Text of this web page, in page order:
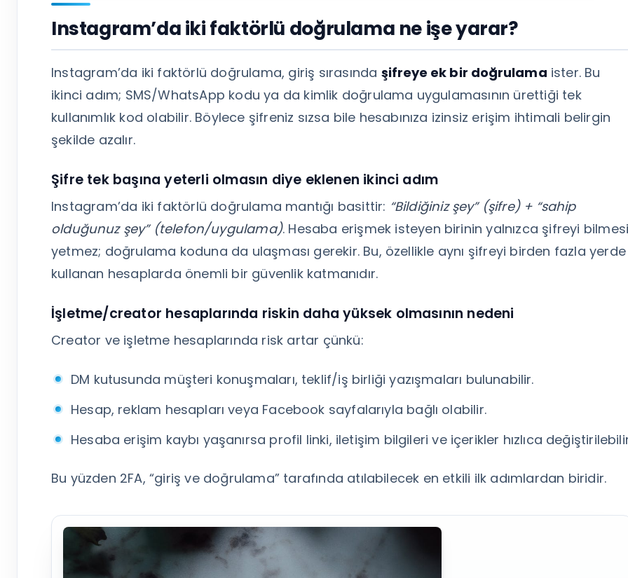
Instagram’da iki faktörlü doğrulama ne işe yarar?
Instagram’da iki faktörlü doğrulama, giriş sırasında şifreye ek bir doğrulama ister. Bu
ikinci adım; SMS/WhatsApp kodu ya da kimlik doğrulama uygulamasının ürettiği tek
kullanımlık kod olabilir. Böylece şifreniz sızsa bile hesabınıza izinsiz erişim ihtimali belirgin
şekilde azalır.
Şifre tek başına yeterli olmasın diye eklenen ikinci adım
Instagram’da iki faktörlü doğrulama mantığı basittir: “Bildiğiniz şey” (şifre) + “sahip
olduğunuz şey” (telefon/uygulama). Hesaba erişmek isteyen birinin yalnızca şifreyi
yetmez; doğrulama koduna da ulaşması gerekir. Bu, özellikle aynı şifreyi birden fazla yerde
kullanan hesaplarda önemli bir güvenlik katmanıdır.
İşletme/creator hesaplarında riskin daha yüksek olmasının nedeni
Creator ve işletme hesaplarında risk artar çünkü:
DM kutusunda müşteri konuşmaları, teklif/iş birliği yazışmaları bulunabilir.
Hesap, reklam hesapları veya Facebook sayfalarıyla bağlı olabilir.
Hesaba erişim kaybı yaşanırsa profil linki, iletişim bilgileri ve içerikler hızlıca
Bu yüzden 2FA, “giriş ve doğrulama” tarafında atılabilecek en etkili ilk adımlardan biridir.